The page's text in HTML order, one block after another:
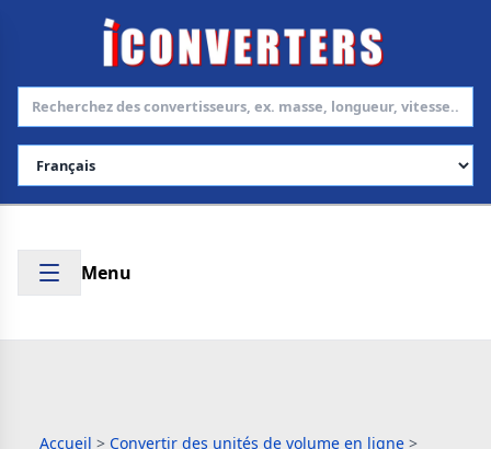
Choisir la langue
Menu
Accueil > Convertir des unités de volume en ligne >